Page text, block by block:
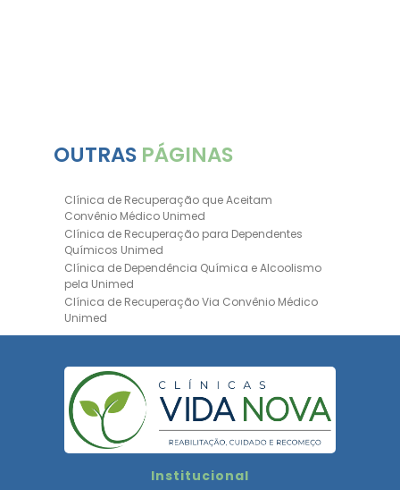
OUTRAS PÁGINAS
Clínica de Recuperação que Aceitam
Convênio Médico Unimed
Clínica de Recuperação para Dependentes
Químicos Unimed
Clínica de Dependência Química e Alcoolismo
pela Unimed
Clínica de Recuperação Via Convênio Médico
Unimed
Clínica de Recuperação Convênio Bradesco
Bradesco Saúde
Hospital Psiquiátrico para Dependentes
Químicos Unimed
Internação Unimed para Dependentes
Químicos
Bradesco SaúdeInstitucional